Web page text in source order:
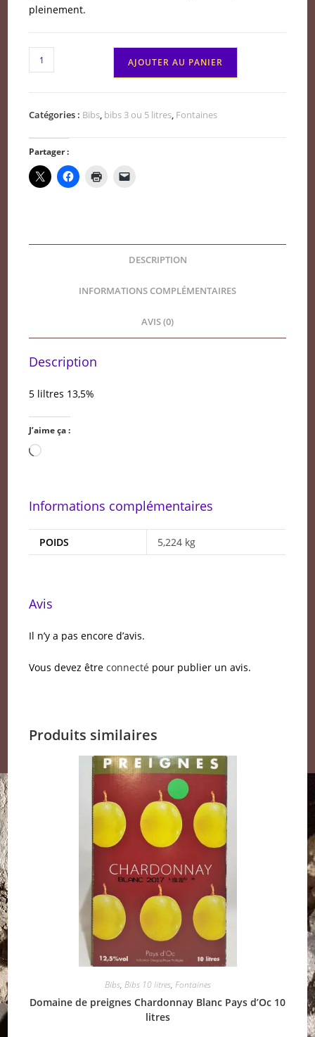
pleinement.
quantité
de
Jardin
rouge
5
AJOUTER AU PANIER
Catégories : Bibs, bibs 3 ou 5 litres, Fontaines
Partager :
DESCRIPTION
INFORMATIONS COMPLÉMENTAIRES
AVIS (0)
Description
5 liltres 13,5%
J’aime ça :
Chargement…
Informations complémentaires
POIDS 5,224 kg
Avis
Il n’y a pas encore d’avis.
Vous devez êtreconnecté pour publier un avis.
Produits similaires
Bibs, Bibs 10 litres, Fontaines
Domaine de preignes Chardonnay Blanc Pays d’Oc 10
litres